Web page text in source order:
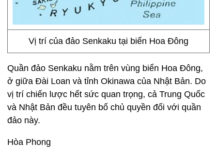
Vị trí của đảo Senkaku tại biển Hoa Đông
Quần đảo Senkaku nằm trên vùng biển Hoa Đông,
ở giữa Đài Loan và tỉnh Okinawa của Nhật Bản. Do
vị trí chiến lược hết sức quan trọng, cả Trung Quốc
và Nhật Bản đều tuyên bố chủ quyền đối với quần
đảo này.
Hòa Phong